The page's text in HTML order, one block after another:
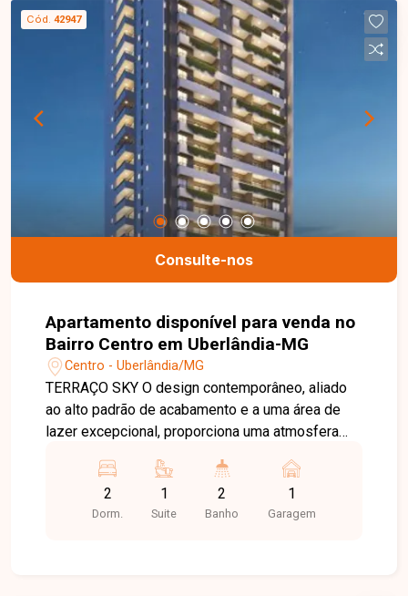
Cód. 42947
Consulte-nos
Apartamento disponível para venda no
Bairro Centro em Uberlândia-MG
Centro - Uberlândia/MG
TERRAÇO SKY O design contemporâneo, aliado
ao alto padrão de acabamento e a uma área de
lazer excepcional, proporciona uma atmosfera
intensamente o estilo de vida urbano. A Adega
Sky, equipada com churrasqueira, proporciona
uma experiência exclusiva a 69 metros de altura,
2
Dorm.
1
Suite
2
Banho
1
Garagem